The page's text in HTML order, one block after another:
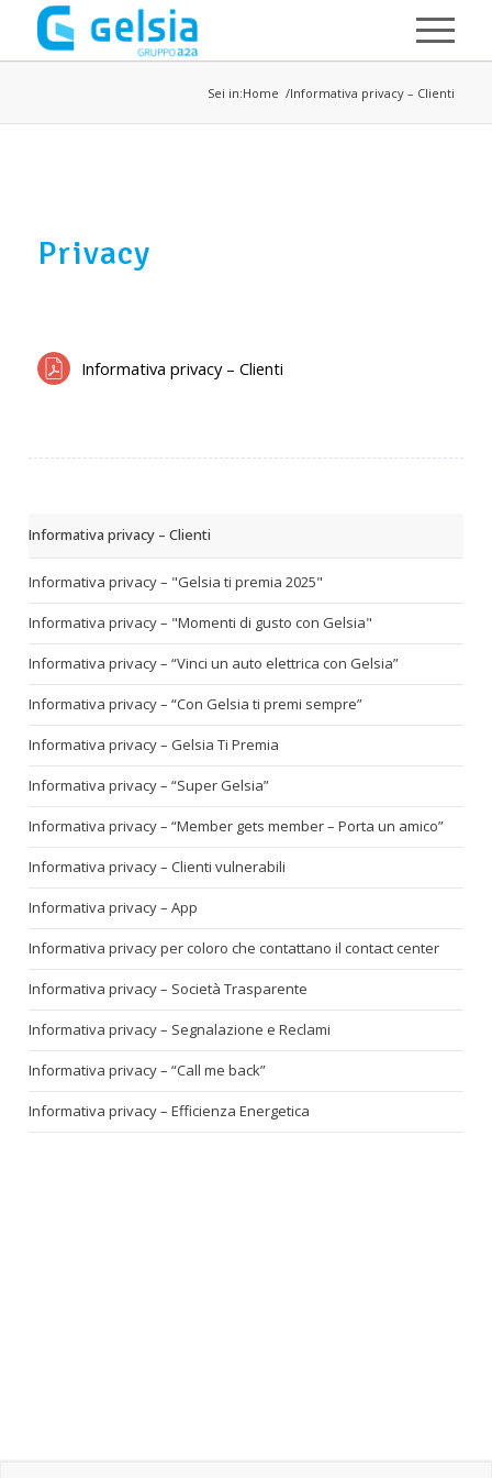
Salta al contenuto principale
Sei in:Home Informativa privacy – Clienti
Privacy
Informativa privacy – Clienti
Informativa privacy – Clienti
Informativa privacy – "Gelsia ti premia 2025"
Informativa privacy – "Momenti di gusto con Gelsia"
Informativa privacy – “Vinci un auto elettrica con Gelsia”
Informativa privacy – “Con Gelsia ti premi sempre”
Informativa privacy – Gelsia Ti Premia
Informativa privacy – “Super Gelsia”
Informativa privacy – “Member gets member – Porta un amico”
Informativa privacy – Clienti vulnerabili
Informativa privacy – App
Informativa privacy per coloro che contattano il contact center
Informativa privacy – Società Trasparente
Informativa privacy – Segnalazione e Reclami
Informativa privacy – “Call me back”
Informativa privacy – Efficienza Energetica